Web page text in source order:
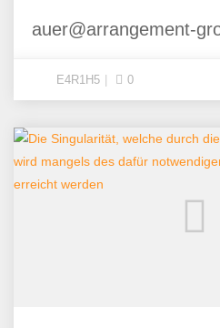
auer@arrangement-
E4R1H5 0